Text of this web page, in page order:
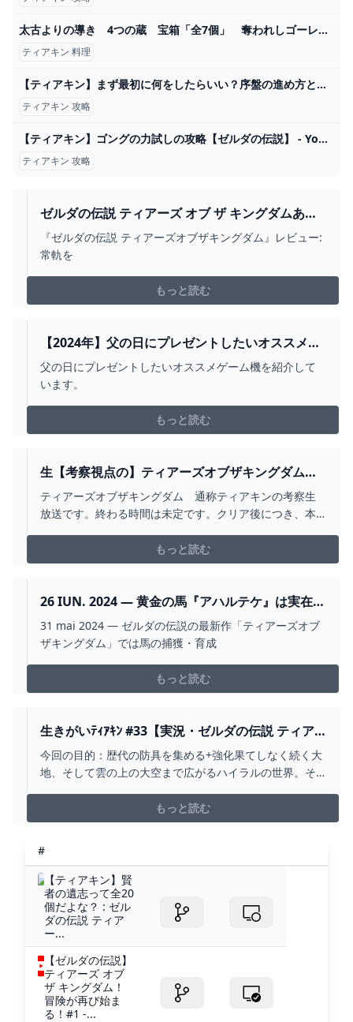
太古よりの導き 4つの蔵 宝箱「全7個」 奪われしゴーレム ノーダメージ 五人目の賢者を探せ② 魂の神殿 ゴーレム製造房 ボス戦 攻略 ゼルダの伝説 ティアーズ オブ ザ キングダム ティアキン㊺ - YouTube
ティアキン 料理
【ティアキン】まず最初に何をしたらいい？序盤の進め方とやるべきこと【ゼルダ ティアーズオブザキングダム】 ｜ ローシュとライの人生クエスト
ティアキン 攻略
【ティアキン】ゴングの力試しの攻略【ゼルダの伝説】 - YouTube
ティアキン 攻略
ゼルダの伝説 ティアーズ オブ ザ キングダムあ
と、フレームが曲がったときにいちいち眼鏡店に
行かなくてよいのは楽です。 2024
『ゼルダの伝説 ティアーズオブザキングダム』レビュー:
常軌を
もっと読む
【2024年】父の日にプレゼントしたいオススメゲ
ーム機紹介！ ゲーム・フィギュア・トレカ・古着
の買取ならお宝創庫
父の日にプレゼントしたいオススメゲーム機を紹介して
います。
もっと読む
生【考察視点の】ティアーズオブザキングダム
消えた底なし沼の謎を追う - YOUTUBE
ティアーズオブザキングダム 通称ティアキンの考察生
放送です。終わる時間は未定です。クリア後につき、本
になったり、気になるコメントがあった場合には、非表
示が推奨です。↓でも説明はしていますが、配信の最初に
たら巻き戻し...
もっと読む
26 IUN. 2024 — 黄金の馬『アハルテケ』は実在す
る馬の種類で、世界に3000頭ほどしかいない非常
に貴重な馬。トルクメニスタン原産で、スピード
31 mai 2024 — ゼルダの伝説の最新作「ティアーズオブ
ザキングダム」では馬の捕獲・育成
もっと読む
生きがいﾃｨｱｷﾝ #33【実況・ゼルダの伝説 ティア
ーズオブザキングダム】 - YOUTUBE
今回の目的：歴代の防具を集める+強化果てしなく続く大
地、そして雲の上の大空まで広がるハイラルの世界。そ
リスト】⇒https://www.youtube.com/playlist?
list=PL2fYLhanxzD8wwzdmTeho0DvwtZwQEnzv■メン...
もっと読む
#
【ティアキン】賢
者の遺志って全20
個だよな？ : ゼル
ダの伝説 ティア
ー...
【ゼルダの伝説】
ティアーズ オブ
ザ キングダム！
冒険が再び始ま
る！#1 -...